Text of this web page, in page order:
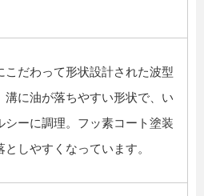
こだわって形状設計された波型
溝に油が落ちやすい形状で、い
シーに調理。フッ素コート塗装
としやすくなっています。